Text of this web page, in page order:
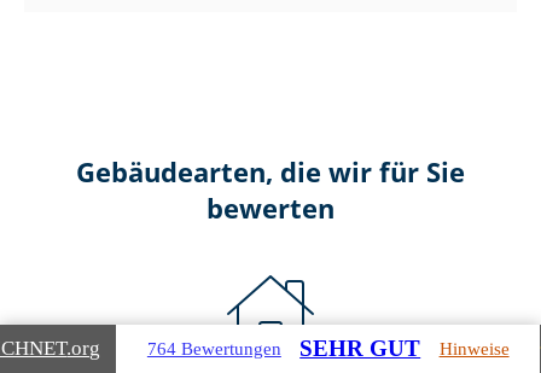
Gebäudearten, die wir für Sie
bewerten
.org 764 Bewertungen SEHR GUT Hinweise